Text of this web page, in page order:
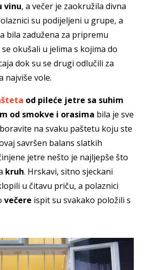
vinu, a večer je zaokružila divna
su podijeljeni u grupe, a
bila zadužena za pripremu
okušali u jelima s kojima do
dok su se drugi odlučili za
najviše vole.
od pileće jetre sa suhim
od smokve i orasima bila je sve
na svaku paštetu koju ste
savršen balans slatkih
jetre nešto je najljepše što
kruh. Hrskavi, sitno sjeckani
u čitavu priču, a polaznici
večere ispit su svakako položili s